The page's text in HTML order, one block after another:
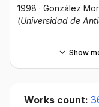
1998 · González
(Universidad de
Show
Works count: